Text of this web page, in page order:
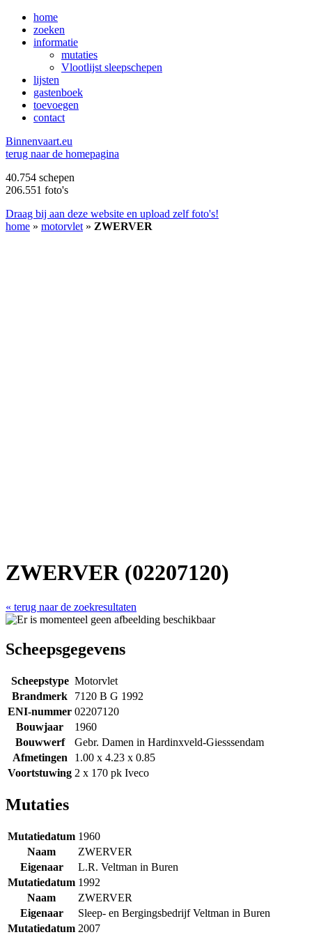
home
zoeken
informatie
mutaties
Vlootlijst sleepschepen
lijsten
gastenboek
toevoegen
contact
Binnenvaart.eu
terug naar de homepagina
40.754 schepen
206.551 foto's
Draag bij aan deze website en upload zelf foto's!
home » motorvlet » ZWERVER
ZWERVER (02207120)
« terug naar de zoekresultaten
Scheepsgegevens
Scheepstype Motorvlet
Brandmerk
7120 B G 1992
ENI-nummer 02207120
Bouwjaar
1960
Bouwwerf
Gebr. Damen in Hardinxveld-Giesssendam
Afmetingen
1.00 x 4.23 x 0.85
Voortstuwing 2 x 170 pk Iveco
Mutaties
Mutatiedatum 1960
Naam
ZWERVER
Eigenaar
L.R. Veltman in Buren
Mutatiedatum 1992
Naam
ZWERVER
Eigenaar
Sleep- en Bergingsbedrijf Veltman in Buren
Mutatiedatum 2007